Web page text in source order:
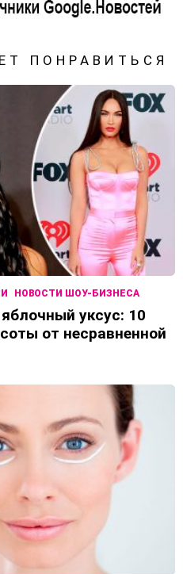
ПОНРАВИТЬСЯ
НОВОСТИ ШОУ-БИЗНЕСА
уксус: 10
от несравненной